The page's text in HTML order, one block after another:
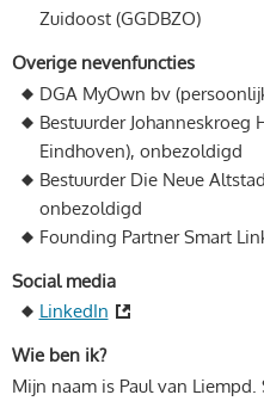
Zuidoost (GGDBZO)
Overige nevenfuncties
DGA MyOwn bv
Bestuurder
Eindhoven), onbezoldigd
Bestuurder Die Neue
onbezoldigd
Founding Partner Smart
Social media
LinkedIn
Wie ben ik?
Mijn naam is Paul van